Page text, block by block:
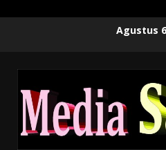
Agustus